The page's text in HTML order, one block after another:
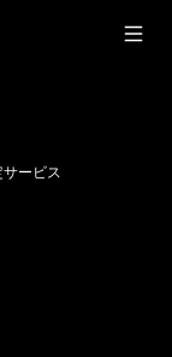
ービス